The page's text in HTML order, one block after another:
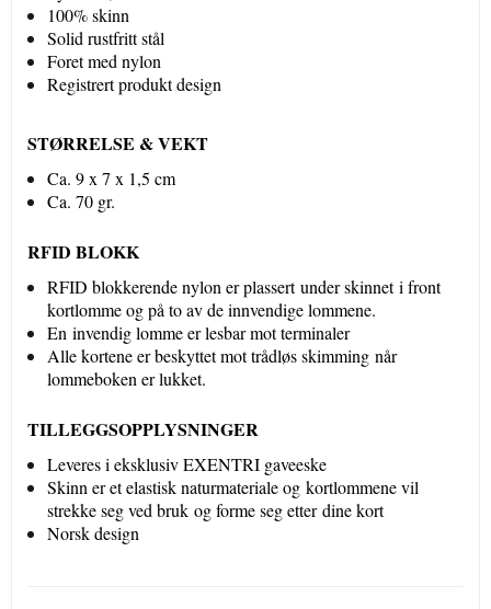
100% skinn
Solid rustfritt stål
Foret med nylon
Registrert produkt design
STØRRELSE & VEKT
Ca. 9 x 7 x 1,5 cm
Ca. 70 gr.
RFID BLOKK
RFID blokkerende nylon er plassert under skinnet i front
kortlomme og på to av de innvendige lommene.
En invendig lomme er lesbar mot terminaler
Alle kortene er beskyttet mot trådløs skimming når
lommeboken er lukket.
TILLEGGSOPPLYSNINGER
Leveres i eksklusiv EXENTRI gaveeske
Skinn er et elastisk naturmateriale og kortlommene vil
strekke seg ved bruk og forme seg etter dine kort
Norsk design